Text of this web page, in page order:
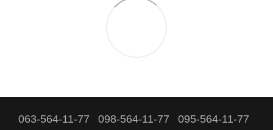
063-564-11-77 098-564-11-77 095-564-11-77